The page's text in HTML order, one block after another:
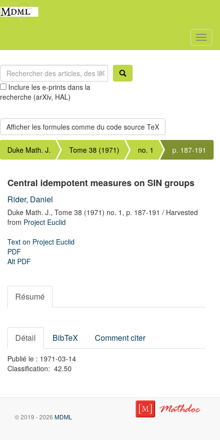
Inclure les e-prints dans la
recherche (arXiv, HAL)
Duke Math. J. Tome 38 (1971) no. 1 p. 187-191
Central idempotent measures on SIN groups
Rider, Daniel
Duke Math. J., Tome 38 (1971) no. 1, p. 187-191 / Harvested
from Project Euclid
Text on Project Euclid
PDF
Alt PDF
Résumé
Détail BibTeX Comment citer
Publié le : 1971-03-14
Classification: 42.50
© 2019 - 2026 MDML